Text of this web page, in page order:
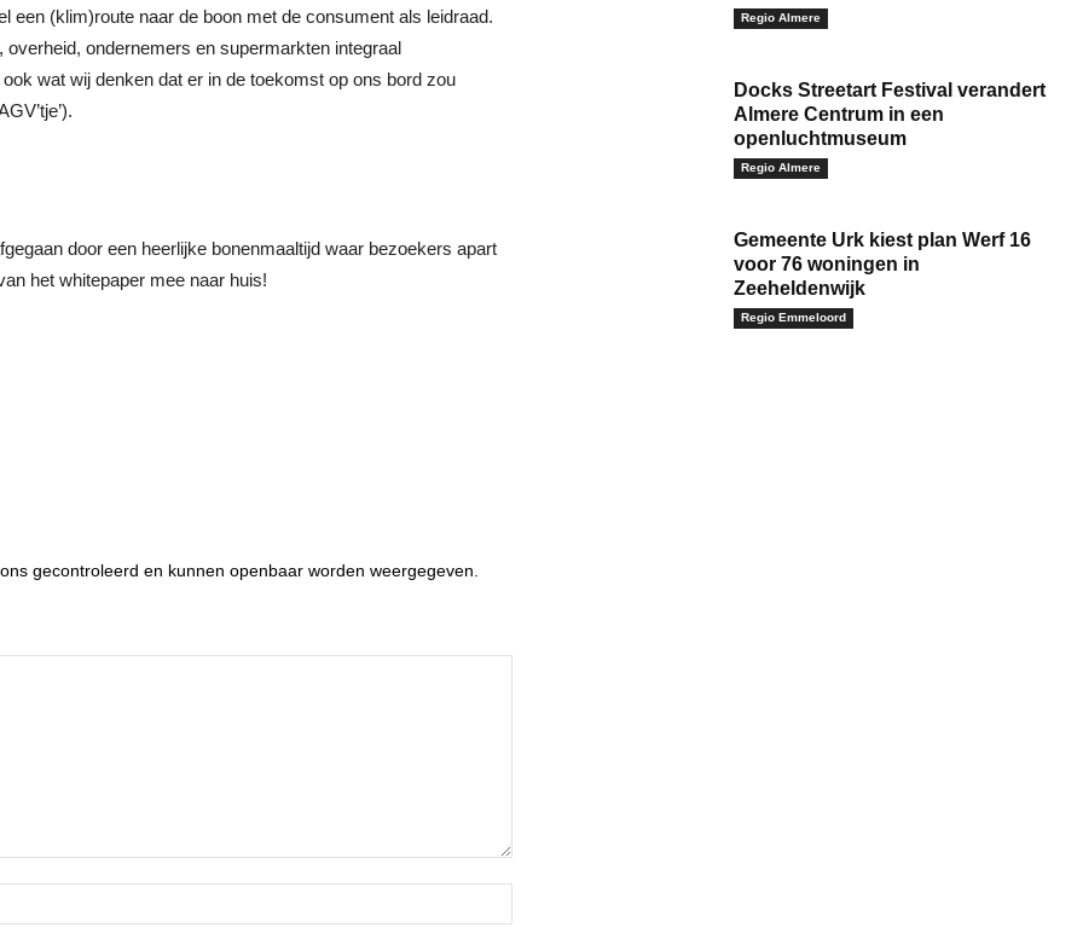
een (klim)route naar de boon met de consument als leidraad.
ondernemers en supermarkten integraal
wat wij denken dat er in de toekomst op ons bord zou
door een heerlijke bonenmaaltijd waar bezoekers apart
het whitepaper mee naar huis!
gecontroleerd en kunnen openbaar worden weergegeven.
Regio Almere
Docks Streetart Festival verandert
Almere Centrum in een
openluchtmuseum
Regio Almere
Gemeente Urk kiest plan Werf 16
voor 76 woningen in
Zeeheldenwijk
Regio Emmeloord